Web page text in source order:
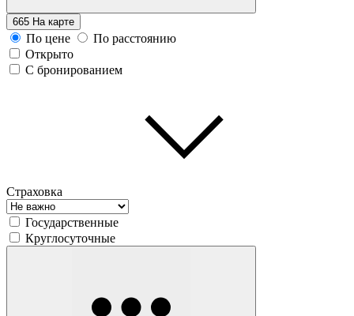
665 На карте
По цене
По расстоянию
Открыто
С бронированием
Страховка
Государственные
Круглосуточные